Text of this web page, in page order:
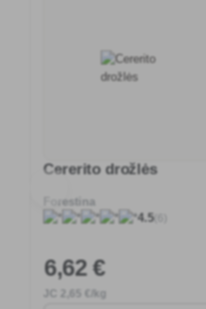
Cererito drožlės
Forestina
4.5(6)
6,62 €
2 ,65 €/kg